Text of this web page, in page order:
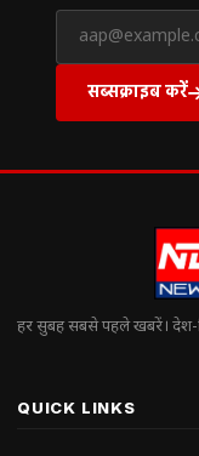
सब्सक्राइब करें
हर सुबह सबसे पहले खबरें। देश-
QUICK LINKS